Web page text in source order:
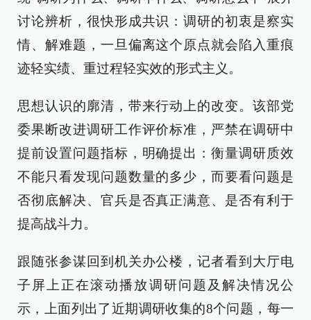
讨论辨析，很快形成共识：调研的初衷是察实
情、解难题，一旦偏离这个原点就会陷入重痕
迹轻实绩、重过程轻实效的形式主义。
思想认识的廓清，带来行动上的改变。该部党
委果断改进调研工作评价标准，严禁在调研中
提前设置问题指标，明确提出：衡量调研质效
不能只看发现问题数量的多少，而要看问题是
否彻底解决、官兵是否真正满意、是否有利于
提高战斗力。
跟随张参谋回到机关办公楼，记者看到大厅电
子屏上正在滚动播放调研问题及解决情况公
示，上面列出了近期调研收集的8个问题，每一